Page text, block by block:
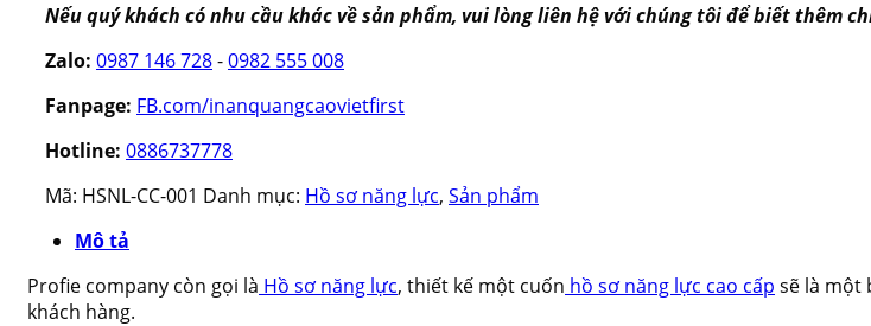
Nếu quý khách có nhu cầu khác về sản phẩm, vui lòng liên hệ với chúng tôi để biết thêm
Zalo: 0987 146 728-0982 555 008
Fanpage: FB.com/inanquangcaovietfirst
Hotline: 0886737778
Mã: HSNL-CC-001 Danh mục: Hồ sơ năng lực, Sản phẩm
Mô tả
Profie company còn gọi là Hồ sơ năng lực, thiết kế một cuốn hồ sơ năng lực cao cấp sẽ là một
khách hàng.